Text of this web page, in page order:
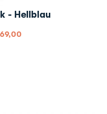
- Hellblau